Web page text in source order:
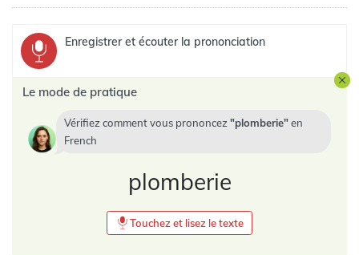
Enregistrer et écouter la prononciation
Le mode de pratique
Vérifiez comment vous prononcez plomberie en
French
plomberie
Touchez et lisez le texte